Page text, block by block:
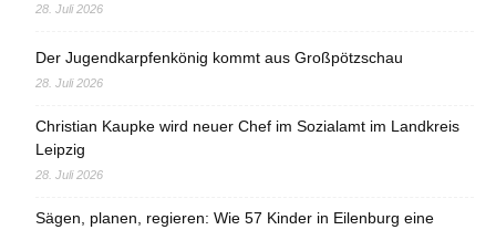
28. Juli 2026
Der Jugendkarpfenkönig kommt aus Großpötzschau
28. Juli 2026
Christian Kaupke wird neuer Chef im Sozialamt im Landkreis
Leipzig
28. Juli 2026
Sägen, planen, regieren: Wie 57 Kinder in Eilenburg eine